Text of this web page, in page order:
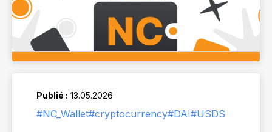
Publié : 13.05.2026
#NC_Wallet#cryptocurrency#DAI#USDS